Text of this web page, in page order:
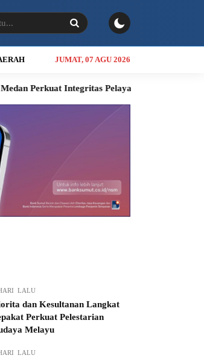
JUMAT, 07 AGU 2026
Pelayanan Keluhan Warga Tak
LALU
dan Kesultanan Langkat
Perkuat Pelestarian
Melayu
LALU